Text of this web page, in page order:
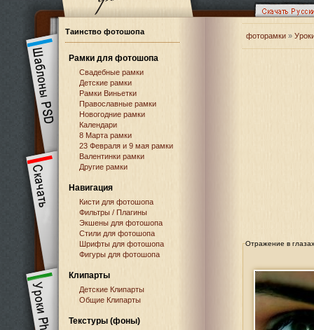
Таинство фотошопа
Рамки для фотошопа
Свадебные рамки
Детские рамки
Рамки Виньетки
Православные рамки
Новогодние рамки
Календари
8 Марта рамки
23 Февраля и 9 мая рамки
Валентинки рамки
Другие рамки
Навигация
Кисти для фотошопа
Фильтры / Плагины
Экшены для фотошопа
Стили для фотошопа
Шрифты для фотошопа
Фигуры для фотошопа
Клипарты
Детские Клипарты
Общие Клипарты
Текстуры (фоны)
фоторамки »
Отражение в глазах